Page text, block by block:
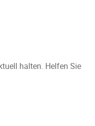
halten. Helfen Sie